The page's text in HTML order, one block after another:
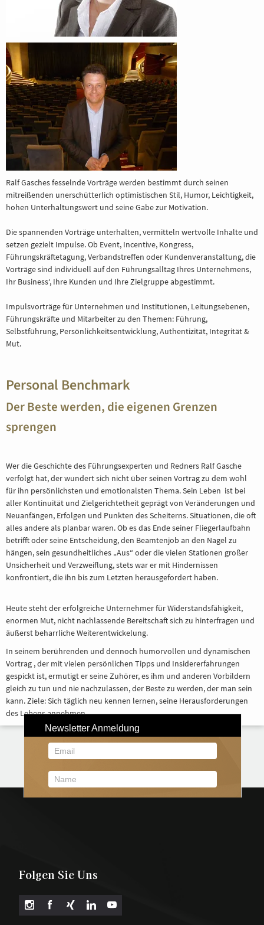
Ralf Gasches fesselnde Vorträge werden bestimmt durch seinen
mitreißenden unerschütterlich optimistischen Stil, Humor, Leichtigkeit,
hohen Unterhaltungswert und seine Gabe zur Motivation.
Die spannenden Vorträge unterhalten, vermitteln wertvolle Inhalte und
setzen gezielt Impulse. Ob Event, Incentive, Kongress,
Führungskräftetagung, Verbandstreffen oder Kundenveranstaltung, die
Vorträge sind individuell auf den Führungsalltag Ihres Unternehmens,
Ihr Business‘, Ihre Kunden und Ihre Zielgruppe abgestimmt.
Impulsvorträge für Unternehmen und Institutionen, Leitungsebenen,
Führungskräfte und Mitarbeiter zu den Themen: Führung,
Selbstführung, Persönlichkeitsentwicklung, Authentizität, Integrität &
Mut.
Personal Benchmark
Der Beste werden, die eigenen Grenzen
sprengen
Wer die Geschichte des Führungsexperten und Redners Ralf Gasche
verfolgt hat, der wundert sich nicht über seinen Vortrag zu dem wohl
für ihn persönlichsten und emotionalsten Thema. Sein Leben ist bei
aller Kontinuität und Zielgerichtetheit geprägt von Veränderungen und
Neuanfängen, Erfolgen und Punkten des Scheiterns. Situationen, die oft
alles andere als planbar waren. Ob es das Ende seiner Fliegerlaufbahn
betrifft oder seine Entscheidung, den Beamtenjob an den Nagel zu
hängen, sein gesundheitliches „Aus“ oder die vielen Stationen großer
Unsicherheit und Verzweiflung, stets war er mit Hindernissen
konfrontiert, die ihn bis zum Letzten herausgefordert haben.
Heute steht der erfolgreiche Unternehmer für Widerstandsfähigkeit,
enormen Mut, nicht nachlassende Bereitschaft sich zu hinterfragen und
äußerst beharrliche Weiterentwickelung.
In seinem berührenden und dennoch humorvollen und dynamischen
Vortrag , der mit vielen persönlichen Tipps und Insidererfahrungen
gespickt ist, ermutigt er seine Zuhörer, es ihm und anderen Vorbildern
gleich zu tun und nie nachzulassen, der Beste zu werden, der man sein
kann. Ziele: Sich täglich neu kennen lernen, seine Herausforderungen
des Lebens annehmen.
Folgen Sie Uns